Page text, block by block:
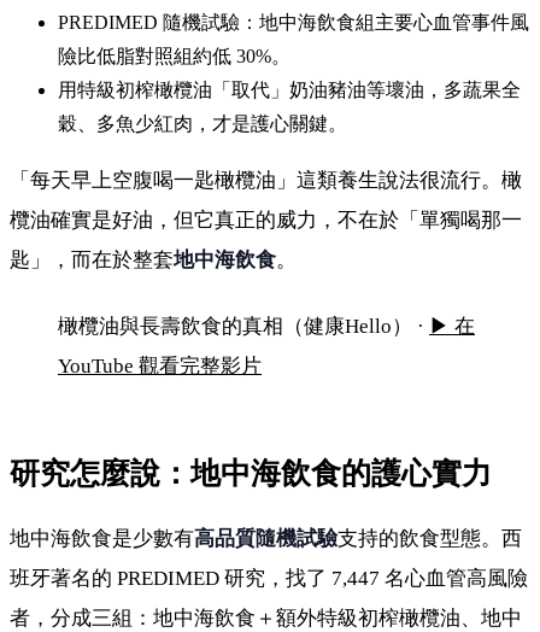
PREDIMED 隨機試驗：地中海飲食組主要心血管事件風
險比低脂對照組約低 30%。
用特級初榨橄欖油「取代」奶油豬油等壞油，多蔬果全
穀、多魚少紅肉，才是護心關鍵。
「每天早上空腹喝一匙橄欖油」這類養生說法很流行。橄
欖油確實是好油，但它真正的威力，不在於「單獨喝那一
匙」，而在於整套地中海飲食。
百歲人瑞的長壽秘方：晨起一匙油，血管年輕20
年
橄欖油與長壽飲食的真相（健康Hello） · ▶ 在
YouTube 觀看完整影片
研究怎麼說：地中海飲食的護心實力
地中海飲食是少數有高品質隨機試驗支持的飲食型態。西
班牙著名的 PREDIMED 研究，找了 7,447 名心血管高風險
者，分成三組：地中海飲食＋額外特級初榨橄欖油、地中